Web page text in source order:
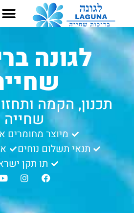
לגונה
תכנון, הקמה
שחייה
מיוצר מחומרים
תנאי תשלום נוחים
תו תקן